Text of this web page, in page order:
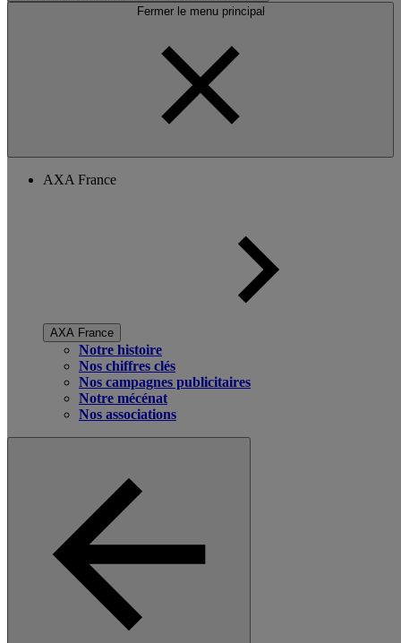
Fermer le menu principal
AXA France
AXA France
Notre histoire
Nos chiffres clés
Nos campagnes publicitaires
Notre mécénat
Nos associations